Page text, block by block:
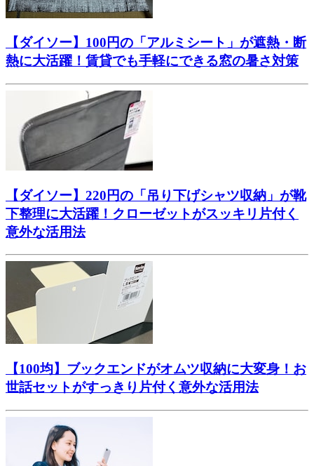
【ダイソー】100円の「アルミシート」が遮熱・断
熱に大活躍！賃貸でも手軽にできる窓の暑さ対策
【ダイソー】220円の「吊り下げシャツ収納」が靴
下整理に大活躍！クローゼットがスッキリ片付く
意外な活用法
【100均】ブックエンドがオムツ収納に大変身！お
世話セットがすっきり片付く意外な活用法